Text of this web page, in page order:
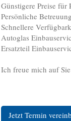
Günstigere Preise für
Persönliche
Schnellere
Autoglas
Ersatzteil
Ich freue mich auf
Jetzt Termin